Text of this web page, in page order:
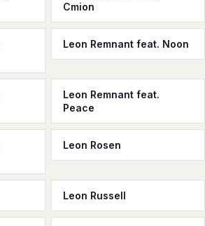
Cmion
Leon Remnant feat. Noon
Leon Remnant feat.
Peace
Leon Rosen
Leon Russell